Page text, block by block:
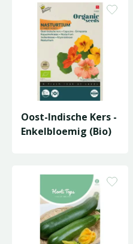
Oost-Indische Kers -
Enkelbloemig (Bio)